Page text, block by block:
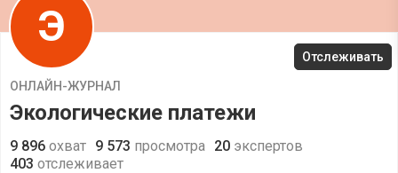
Э
Отслеживать
ОНЛАЙН-ЖУРНАЛ
Экологические платежи
9 896 охват 9 573 просмотра 20 экспертов
403 отслеживает